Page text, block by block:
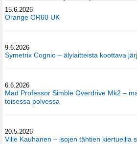
15.6.2026
Orange OR60 UK
9.6.2026
Symetrix Cognio – älylaitteista koottava
6.6.2026
Mad Professor Simble Overdrive Mk2 –
toisessa polvessa
20.5.2026
Ville Kauhanen – isojen tähtien kiertueilla